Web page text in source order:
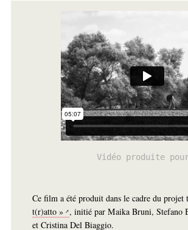
Vidéo produite
Ce film a été produit dans le cadre du projet
t(r)atto » , initié par Maika Bruni, Stefano
et Cristina Del Biaggio.